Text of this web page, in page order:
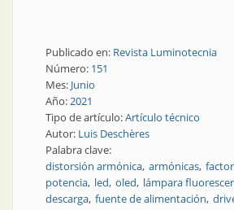
Publicado en: Revista Luminotecnia
Número: 151
Mes: Junio
Año:2021
Tipo de artículo:Artículo técnico
Autor: Luis Deschères
Palabra clave:
distorsión armónica armónicas
potencia led oled lámpara
descarga fuente de alimentación